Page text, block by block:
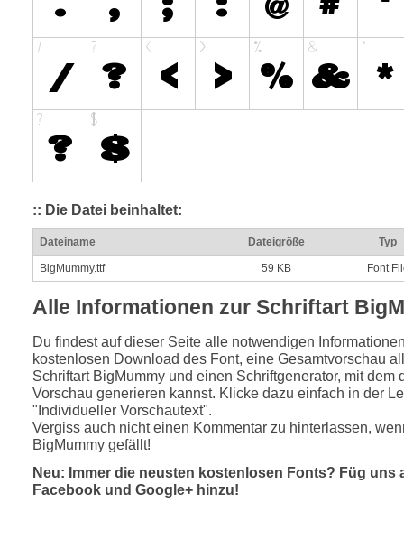
:: Die Datei beinhaltet:
Dateiname Dateigröße Typ
BigMummy.ttf 59 KB Font
Alle Informationen zur Schriftart
Du findest auf dieser Seite alle notwendigen
kostenlosen Download des Font, eine Gesamtvorschau
Schriftart BigMummy und einen Schriftgenerator, mit dem
Vorschau generieren kannst. Klicke dazu einfach in der
"Individueller Vorschautext".
Vergiss auch nicht einen Kommentar zu hinterlassen,
BigMummy gefällt!
Neu: Immer die neusten kostenlosen Fonts? Füg uns
Facebook und Google+ hinzu!